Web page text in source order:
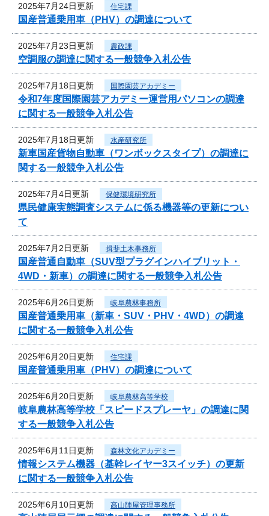
2025年7月24日更新 住宅課
国産普通乗用車（PHV）の調達について
2025年7月23日更新 農政課
空調服の調達に関する一般競争入札公告
2025年7月18日更新 国際園芸アカデミー
令和7年度国際園芸アカデミー運営用パソコンの調達
に関する一般競争入札公告
2025年7月18日更新 水産研究所
新車国産貨物自動車（ワンボックスタイプ）の調達に
関する一般競争入札公告
2025年7月4日更新 保健環境研究所
県民健康実態調査システムに係る機器等の更新につい
て
2025年7月2日更新 揖斐土木事務所
国産普通自動車（SUV型プラグインハイブリット・
4WD・新車）の調達に関する一般競争入札公告
2025年6月26日更新 岐阜農林事務所
国産普通乗用車（新車・SUV・PHV・4WD）の調達
に関する一般競争入札公告
2025年6月20日更新 住宅課
国産普通乗用車（PHV）の調達について
2025年6月20日更新 岐阜農林高等学校
岐阜農林高等学校「スピードスプレーヤ」の調達に関
する一般競争入札公告
2025年6月11日更新 森林文化アカデミー
情報システム機器（基幹レイヤー3スイッチ）の更新
に関する一般競争入札公告
2025年6月10日更新 高山陣屋管理事務所